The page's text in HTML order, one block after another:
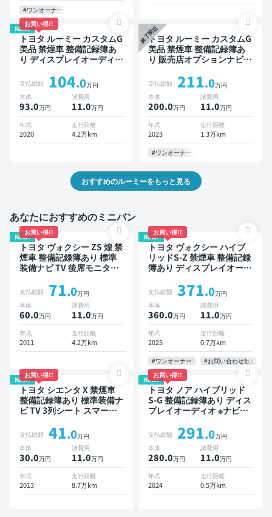
#ワンオーナー
NEW!
お買い得!!
トヨタ ルーミー カスタムG
美品 禁煙車 整備記録簿あ
り ディスプレイオーディオ
クモニター ドライブレコー
ダー 衝突軽減 両側電動ス
ライドドア
支払総額 104.0万円
本体
93.0万円
諸費用
11.0万円
年式
2020
走行距離
4.2万km
終了間近
トヨタ ルーミー カスタムG
美品 禁煙車 整備記録簿あ
り 販売店オプションナビ
トキー ETC バックモニタ
ー 全方位カメラ ドライブ
レコーダー 衝突軽減 両側
電動スライドドア
支払総額 211.0万円
本体
200.0万円
諸費用
11.0万円
年式
2023
走行距離
1.3万km
#ワンオーナー
おすすめのルーミーをもっと見る
あなたにおすすめのミニバン
NEW!
お買い得!!
トヨタ ヴォクシー ZS 煌 禁
煙車 整備記録簿あり 標準
装備ナビ TV 後席モニター
ター 両側電動スライドドア
8人乗り
支払総額 71.0万円
本体
60.0万円
諸費用
11.0万円
年式
2011
走行距離
4.2万km
NEW!
お買い得!!
トヨタ ヴォクシー ハイブ
リッドS-Z 禁煙車 整備記録
簿あり ディスプレイオーデ
インドスポットモニター デ
ジタルインナーミラー オー
トクルーズ 3列シート スマ
ートキー ETC 電動バック
ドア バックモニター 全方
位カメラ ドライブレコーダ
ー 衝突軽減 両側電動スラ
イドドア 7人乗り
支払総額 371.0万円
本体
360.0万円
諸費用
11.0万円
年式
2025
走行距離
0.7万km
#ワンオーナー #お問い合わせ歓迎
NEW!
お買い得!!
トヨタ シエンタ X 禁煙車
整備記録簿あり 標準装備ナ
ビ TV 3列シート スマート
り
支払総額 41.0万円
本体
30.0万円
諸費用
11.0万円
年式
2013
走行距離
8.7万km
NEW!
お買い得!!
トヨタ ノア ハイブリッド
S-G 整備記録簿あり ディス
プレイオーディオ ※ナビキ
ズ 3列シート スマートキー
バックモニター ドライブレ
コーダー 衝突軽減 7人乗り
支払総額 291.0万円
本体
280.0万円
諸費用
11.0万円
年式
2024
走行距離
0.5万km